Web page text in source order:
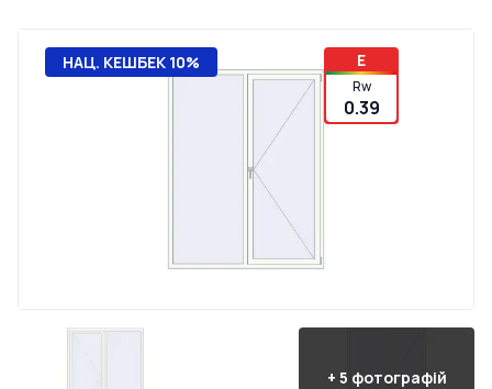
НАЦ. КЕШБЕК 10% E
Rw
0.39
+ 5 фотографій